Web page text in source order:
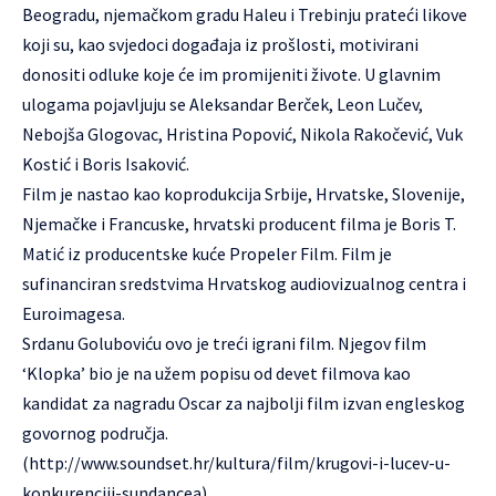
Beogradu, njemačkom gradu Haleu i Trebinju prateći likove
koji su, kao svjedoci događaja iz prošlosti, motivirani
donositi odluke koje će im promijeniti živote. U glavnim
ulogama pojavljuju se Aleksandar Berček, Leon Lučev,
Nebojša Glogovac, Hristina Popović, Nikola Rakočević, Vuk
Kostić i Boris Isaković.
Film je nastao kao koprodukcija Srbije, Hrvatske, Slovenije,
Njemačke i Francuske, hrvatski producent filma je Boris T.
Matić iz producentske kuće Propeler Film. Film je
sufinanciran sredstvima Hrvatskog audiovizualnog centra i
Euroimagesa.
Srdanu Goluboviću ovo je treći igrani film. Njegov film
‘Klopka’ bio je na užem popisu od devet filmova kao
kandidat za nagradu Oscar za najbolji film izvan engleskog
govornog područja.
(http://www.soundset.hr/kultura/film/krugovi-i-lucev-u-